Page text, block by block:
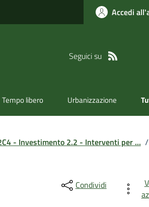
Accedi
Seguici su
Tempo libero Urbanizzazione
- Investimento 2.2 - Interventi per ... /
Condividi